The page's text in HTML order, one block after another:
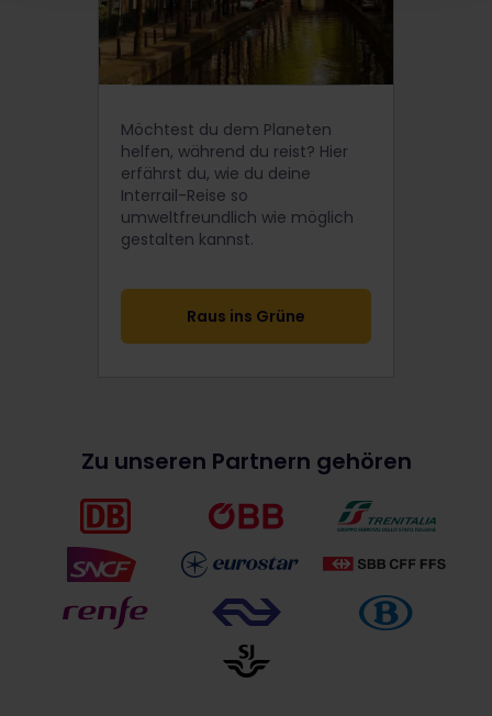
Möchtest du dem Planeten
helfen, während du reist? Hier
erfährst du, wie du deine
Interrail-Reise so
umweltfreundlich wie möglich
gestalten kannst.
Raus ins Grüne
Zu unseren Partnern gehören